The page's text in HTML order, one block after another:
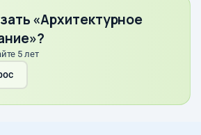
«Архитектурное
5 лет